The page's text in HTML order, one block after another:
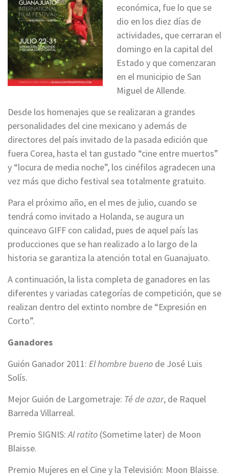
económica, fue lo que se
dio en los diez días de
actividades, que cerraran el
domingo en la capital del
Estado y que comenzaran
en el municipio de San
Miguel de Allende.
Desde los homenajes que se realizaran a grandes
personalidades del cine mexicano y además de
directores del país invitado de la pasada edición que
fuera Corea, hasta el tan gustado “cine entre muertos”
y “locura de media noche”, los cinéfilos agradecen una
vez más que dicho festival sea totalmente gratuito.
Para el próximo año, en el mes de julio, cuando se
tendrá como invitado a Holanda, se augura un
quinceavo GIFF con calidad, pues de aquel país las
producciones que se han realizado a lo largo de la
historia se garantiza la atención total en Guanajuato.
A continuación, la lista completa de ganadores en las
diferentes y variadas categorías de competición, que se
realizan dentro del extinto nombre de “Expresión en
Corto”.
Ganadores
Guión Ganador 2011: El hombre bueno de José Luis
Solís.
Mejor Guión de Largometraje: Té de azar, de Raquel
Barreda Villarreal.
Premio SIGNIS:Al ratito (Sometime later) de Moon
Blaisse.
Premio Mujeres en el Cine y la Televisión: Moon Blaisse.